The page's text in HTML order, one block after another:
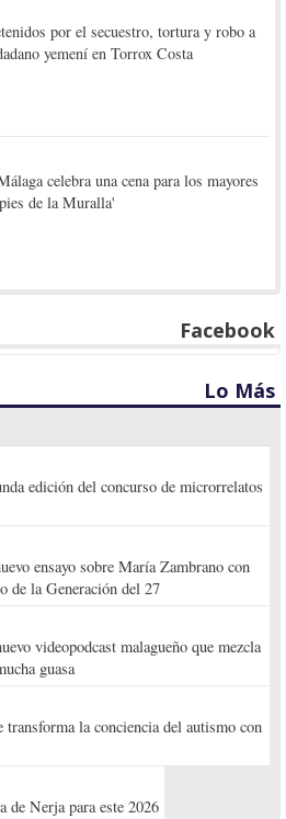
por el secuestro, tortura y robo a
yemení en Torrox Costa
celebra una cena para los mayores
de la Muralla'
Facebook
Lo Más
edición del concurso de microrrelatos
ensayo sobre María Zambrano con
de la Generación del 27
videopodcast malagueño que mezcla
guasa
la conciencia del autismo con
de Nerja para este 2026